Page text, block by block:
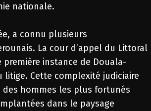
nationale.
a connu plusieurs
La cour d’appel du Littoral
instance de Douala-
Cette complexité judiciaire
des hommes les plus fortunés
dans le paysage